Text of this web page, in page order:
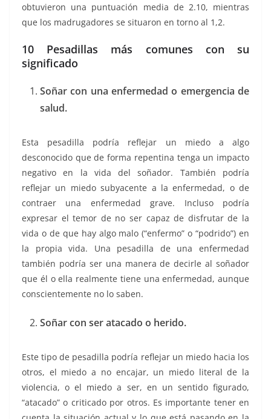
obtuvieron una puntuación media de 2.10, mientras
que los madrugadores se situaron en torno al 1,2.
10 Pesadillas más comunes con su
significado
Soñar con una enfermedad o emergencia de
salud.
Esta pesadilla podría reflejar un miedo a algo
desconocido que de forma repentina tenga un impacto
negativo en la vida del soñador. También podría
reflejar un miedo subyacente a la enfermedad, o de
contraer una enfermedad grave. Incluso podría
expresar el temor de no ser capaz de disfrutar de la
vida o de que hay algo malo (“enfermo” o “podrido”) en
la propia vida. Una pesadilla de una enfermedad
también podría ser una manera de decirle al soñador
que él o ella realmente tiene una enfermedad, aunque
conscientemente no lo saben.
Soñar con ser atacado o herido.
Este tipo de pesadilla podría reflejar un miedo hacia los
otros, el miedo a no encajar, un miedo literal de la
violencia, o el miedo a ser, en un sentido figurado,
“atacado” o criticado por otros. Es importante tener en